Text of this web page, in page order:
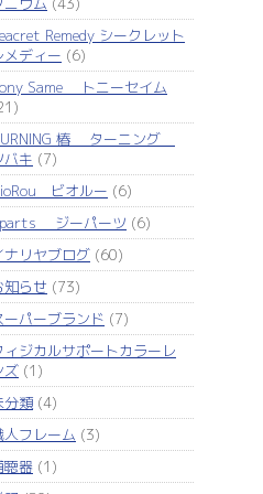
Remedy シークレット
メディー (6)
Same トニーセイム
椿 ターニング
バキ (7)
ビオルー (6)
ジーパーツ (6)
ナリヤブログ (60)
知らせ (73)
ーパーブランド (7)
ィジカルサポートカラーレ
ズ (1)
分類 (4)
人フレーム (3)
聴器 (1)